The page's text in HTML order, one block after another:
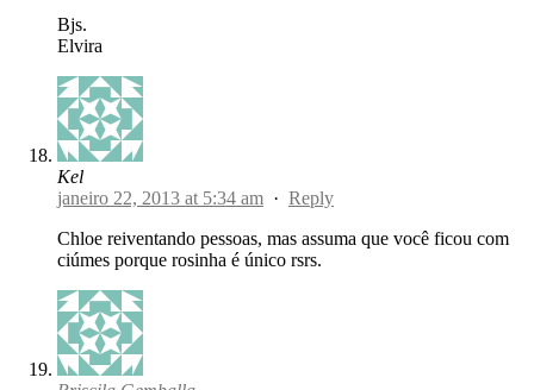
Bjs.
Elvira
Kel
janeiro 22, 2013 at 5:34 am · Reply
Chloe reiventando pessoas, mas assuma que você ficou com
ciúmes porque rosinha é único rsrs.